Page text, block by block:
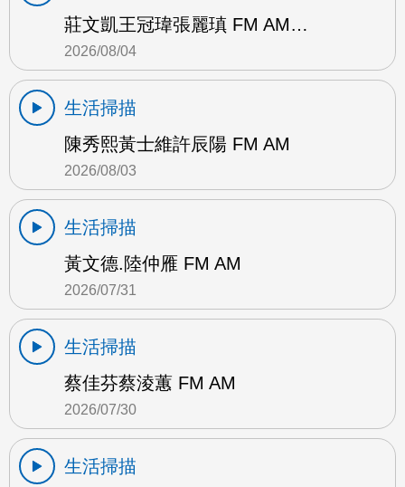
莊文凱王冠瑋張麗瑱 FM AM…
2026/08/04
生活掃描
陳秀熙黃士維許辰陽 FM AM
2026/08/03
生活掃描
黃文德.陸仲雁 FM AM
2026/07/31
生活掃描
蔡佳芬蔡淩蕙 FM AM
2026/07/30
生活掃描